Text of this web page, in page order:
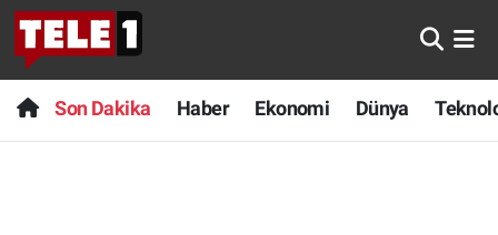
Son Dakika Haber Ekonomi Dünya
Anında Manşet
Başka Sohbetler
Son Dakika
Haber
Nöbetçi Eczaneler
Hava Durumu